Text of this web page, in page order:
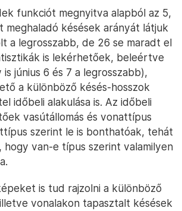
funkciót megnyitva alapból az 5,
késések arányát látjuk
a legrosszabb, de 26 se maradt el
is lekérhetőek, beleértve
június 6 és 7 a legrosszabb),
a különböző késés-hosszok
időbeli alakulása is. Az időbeli
vasútállomás és vonattípus
szerint le is bonthatóak, tehát
hogy van-e típus szerint valamilyen
is tud rajzolni a különböző
vonalakon tapasztalt késések